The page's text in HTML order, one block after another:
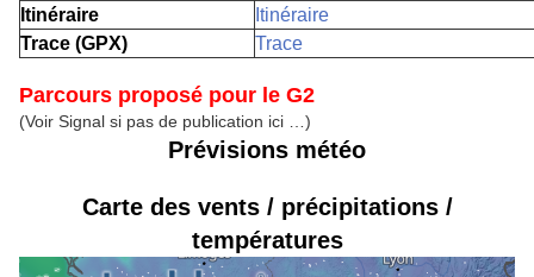
Itinéraire
Itinéraire
Trace (GPX)
Trace
Parcours proposé pour le G2
(Voir Signal si pas de publication ici …)
Prévisions météo
Carte des vents / précipitations /
températures